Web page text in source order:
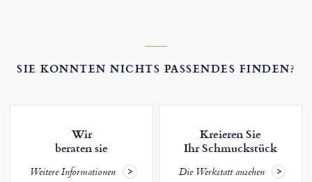
SIE KONNTEN NICHTS PASSENDES FINDEN?
Wir
beraten sie
Weitere Informationen
Kreieren Sie
Ihr Schmuckstück
Die Werkstatt ansehen